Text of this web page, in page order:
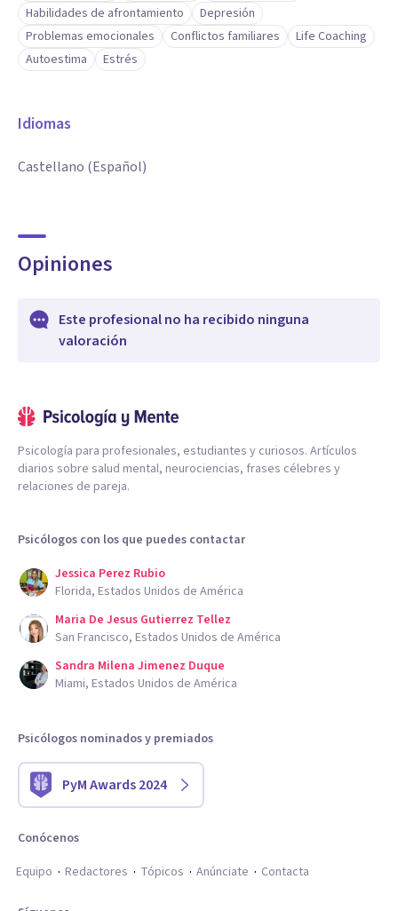
Habilidades de afrontamiento
Depresión
Problemas emocionales
Conflictos familiares
Life Coaching
Autoestima
Estrés
Idiomas
Castellano (Español)
Opiniones
Este profesional no ha recibido ninguna
valoración
Psicología para profesionales, estudiantes y curiosos. Artículos
diarios sobre salud mental, neurociencias, frases célebres y
relaciones de pareja.
Psicólogos con los que puedes contactar
Jessica Perez Rubio
Florida, Estados Unidos de América
Maria De Jesus Gutierrez Tellez
San Francisco, Estados Unidos de América
Sandra Milena Jimenez Duque
Miami, Estados Unidos de América
Psicólogos nominados y premiados
PyM Awards 2024
Conócenos
Equipo
Redactores Tópicos Anúnciate Contacta